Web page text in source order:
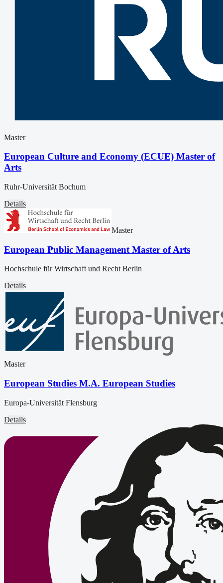
Master
European Culture and Economy (ECUE) Master of
Arts
Ruhr-Universität Bochum
Details
Master
European Public Management Master of Arts
Hochschule für Wirtschaft und Recht Berlin
Details
Master
European Studies M.A. European Studies
Europa-Universität Flensburg
Details